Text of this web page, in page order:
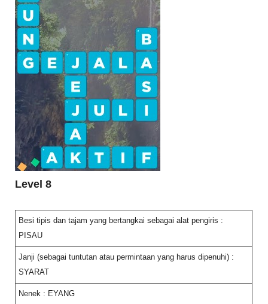
Level 8
Besi tipis dan tajam yang bertangkai sebagai alat pengiris :
PISAU
Janji (sebagai tuntutan atau permintaan yang harus dipenuhi) :
SYARAT
Nenek : EYANG